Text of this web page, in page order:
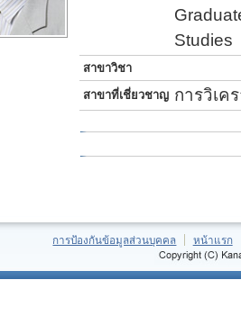
Studies
สาขาวิชา
สาขาที่เชี่ยวชาญ การวิเค
การป้องกันข้อมูลส่วนบุคคล หน้าแรก